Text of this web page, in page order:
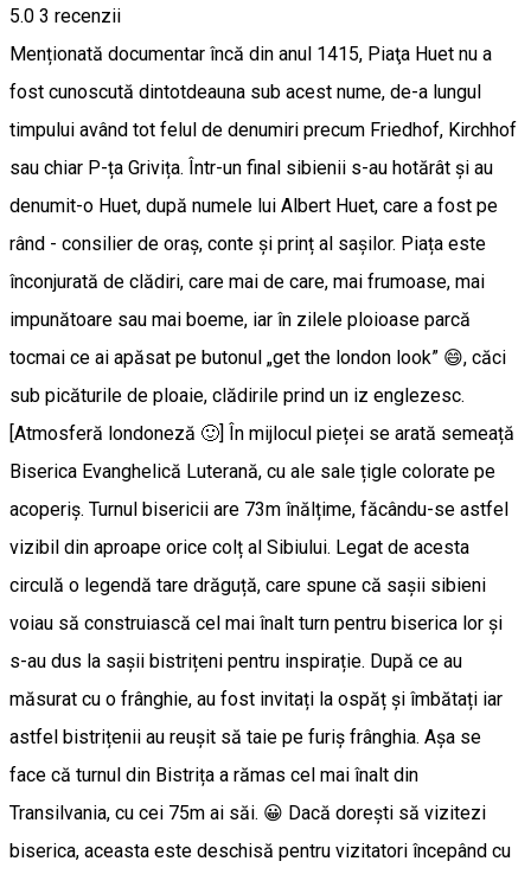
5.0 3 recenzii
Menționată documentar încă din anul 1415, Piaţa Huet nu a
fost cunoscută dintotdeauna sub acest nume, de-a lungul
timpului având tot felul de denumiri precum Friedhof, Kirchhof
sau chiar P-ța Grivița. Într-un final sibienii s-au hotărât și au
denumit-o Huet, după numele lui Albert Huet, care a fost pe
rând - consilier de oraș, conte și prinț al sașilor. Piața este
înconjurată de clădiri, care mai de care, mai frumoase, mai
impunătoare sau mai boeme, iar în zilele ploioase parcă
tocmai ce ai apăsat pe butonul „get the london look” 😄, căci
sub picăturile de ploaie, clădirile prind un iz englezesc.
[Atmosferă londoneză 🙂] În mijlocul pieței se arată semeață
Biserica Evanghelică Luterană, cu ale sale țigle colorate pe
acoperiș. Turnul bisericii are 73m înălțime, făcându-se astfel
vizibil din aproape orice colț al Sibiului. Legat de acesta
circulă o legendă tare drăguță, care spune că sașii sibieni
voiau să construiască cel mai înalt turn pentru biserica lor și
s-au dus la sașii bistrițeni pentru inspirație. După ce au
măsurat cu o frânghie, au fost invitați la ospăț și îmbătați iar
astfel bistrițenii au reușit să taie pe furiș frânghia. Așa se
face că turnul din Bistrița a rămas cel mai înalt din
Transilvania, cu cei 75m ai săi. 😀 Dacă dorești să vizitezi
biserica, aceasta este deschisă pentru vizitatori începând cu